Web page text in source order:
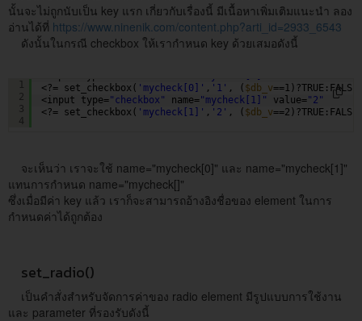
นั้นจะไม่ถูกนับเป็น key แรก เกี่ยวกับเรื่องนี้ มีเนื้อหาเพิ่มเติมแนะนำ ลอง
อ่านได้ที่ https://www.ninenik.com/content.php?arti_id=2933_6543
ดังนั้นในกรณี checkbox ให้เรากำหนด key ด้วยเสมอดังนี้
1
2
3
4
<?= set_checkbox( 'mycheck[0]' , '1' , ( $db_v
<input type="checkbox" name="mycheck[1]" value="2"
<?= set_checkbox( 'mycheck[1]' , '2' , ( $db_v
จะเห็นว่า เราจะใช้ name="mycheck[0]" และ name="mycheck[1]"
แทนการกำหนด name="mycheck[]"
ซึ่งเมื่อมีค่า key แล้ว เราก็จะสามารถอ้างอิงชื่อของ element ในการ
กำหนดค่าได้ถูกต้อง
set_radio()
เป็นคำสั่งสำหรับจัดการค่าของ radio element มีรูปแบบการใช้งาน
และ parameter ที่รองรับดังนี้